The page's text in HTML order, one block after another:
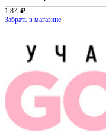
1 875₽
Забрать в магазине